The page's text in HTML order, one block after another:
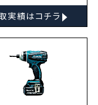
実績はコチラ ▸